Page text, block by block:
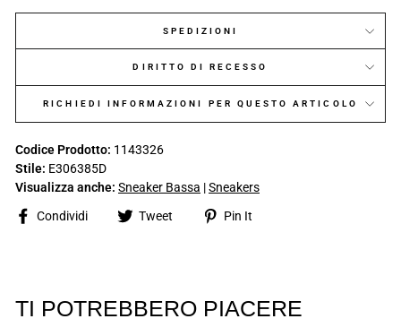
SPEDIZIONI
DIRITTO DI RECESSO
RICHIEDI INFORMAZIONI PER QUESTO ARTICOLO
Codice Prodotto: 1143326
Stile: E306385D
Visualizza anche: Sneaker Bassa |Sneakers
Condividi
Share Tweet
Tweet Pin It
TI POTREBBERO PIACERE